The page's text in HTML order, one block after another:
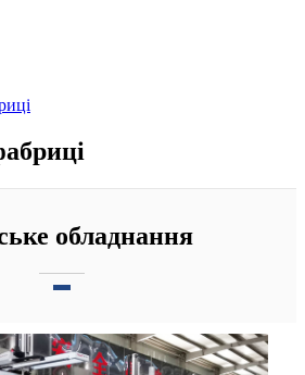
обладнання